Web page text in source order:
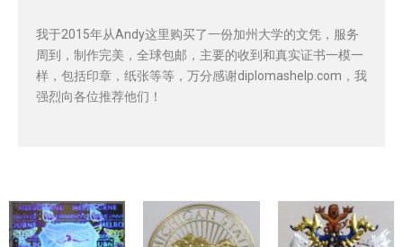
我于2015年从Andy这里购买了一份加州大学的文凭，服务
周到，制作完美，全球包邮，主要的收到和真实证书一模一
样，包括印章，纸张等等，万分感谢diplomashelp.com，我
强烈向各位推荐他们！